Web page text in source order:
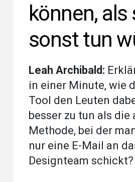
können, als
sonst tun
Leah Archibald:
in einer Minute, wie
Tool den Leuten
besser zu tun als die
Methode, bei der
nur eine E-Mail an
Designteam schickt?